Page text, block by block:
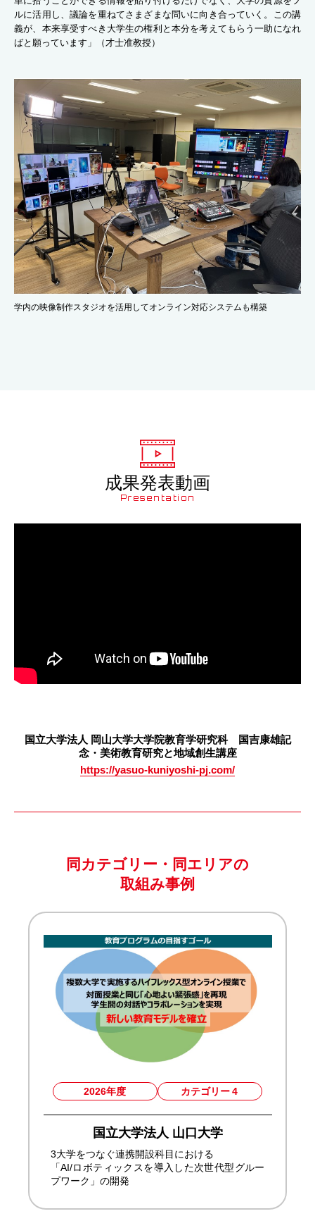
ルに活用し、議論を重ねてさまざまな問いに向き合っていく。この講
義が、本来享受すべき大学生の権利と本分を考えてもらう一助になれ
ばと願っています」（才士准教授）
学内の映像制作スタジオを活用してオンライン対応システムも構築
成果発表動画
Presentation
国立大学法人 岡山大学大学院教育学研究科 国吉康雄記
念・美術教育研究と地域創生講座
https://yasuo-kuniyoshi-pj.com/
同カテゴリー・同エリアの
取組み事例
2026年度 カテゴリー 4
国立大学法人 山口大学
3大学をつなぐ連携開設科目における
「AI/ロボティックスを導入した次世代型グルー
プワーク」の開発